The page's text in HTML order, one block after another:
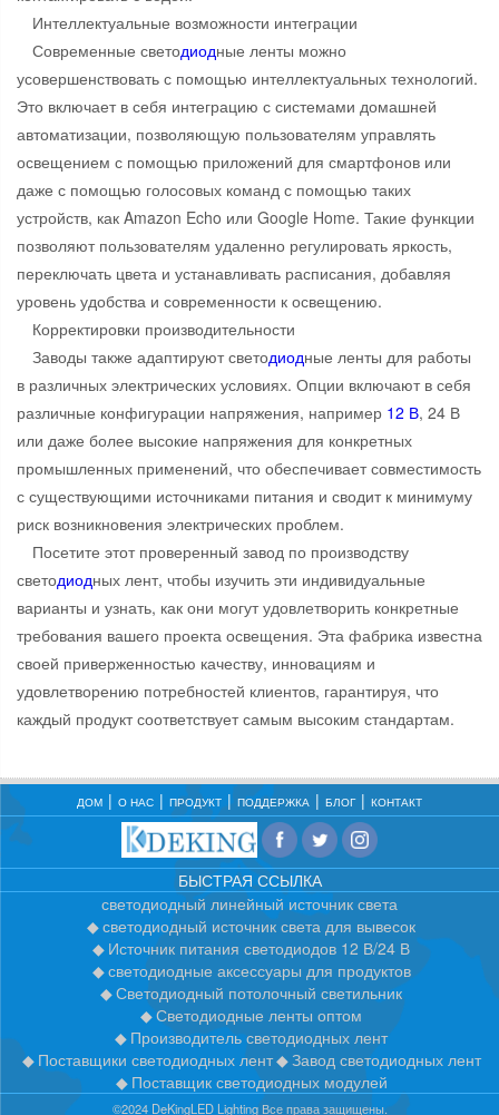
Интеллектуальные возможности интеграции
Современные светодиодные ленты можно
усовершенствовать с помощью интеллектуальных технологий.
Это включает в себя интеграцию с системами домашней
автоматизации, позволяющую пользователям управлять
освещением с помощью приложений для смартфонов или
даже с помощью голосовых команд с помощью таких
устройств, как Amazon Echo или Google Home. Такие функции
позволяют пользователям удаленно регулировать яркость,
переключать цвета и устанавливать расписания, добавляя
уровень удобства и современности к освещению.
Корректировки производительности
Заводы также адаптируют светодиодные ленты для работы
в различных электрических условиях. Опции включают в себя
различные конфигурации напряжения, например 12 В, 24 В
или даже более высокие напряжения для конкретных
промышленных применений, что обеспечивает совместимость
с существующими источниками питания и сводит к минимуму
риск возникновения электрических проблем.
Посетите этот проверенный завод по производству
светодиодных лент, чтобы изучить эти индивидуальные
варианты и узнать, как они могут удовлетворить конкретные
требования вашего проекта освещения. Эта фабрика известна
своей приверженностью качеству, инновациям и
удовлетворению потребностей клиентов, гарантируя, что
каждый продукт соответствует самым высоким стандартам.
ДОМ О НАС ПРОДУКТ ПОДДЕРЖКА БЛОГ КОНТАКТ
БЫСТРАЯ ССЫЛКА
светодиодный линейный источник света
светодиодный источник света для вывесок
Источник питания светодиодов 12 В/24 В
светодиодные аксессуары для продуктов
Светодиодный потолочный светильник
Светодиодные ленты оптом
Производитель светодиодных лент
Поставщики светодиодных лент
Завод светодиодных лент
Поставщик светодиодных модулей
©2024 DeKingLED Lighting Все права защищены.